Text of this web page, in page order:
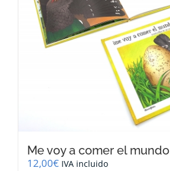
Me voy a comer el mundo
12,00€ IVA incluido